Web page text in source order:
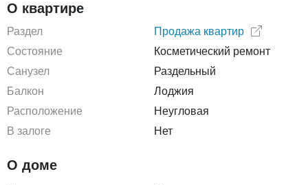
О квартире
Раздел
Продажа квартир
Состояние
Косметический ремонт
Санузел
Раздельный
Балкон
Лоджия
Расположение
Неугловая
В залоге
Нет
О доме